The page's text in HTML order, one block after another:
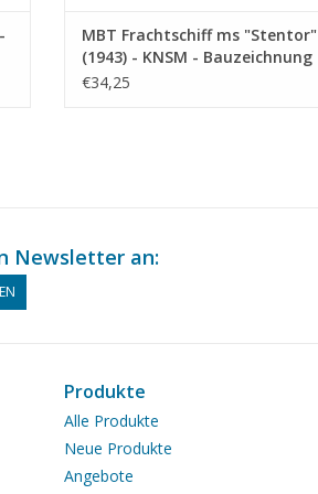
MBT Frachtschiff ms "Stentor"
(1943) - KNSM - Bauzeichnung
Maßstab 1 : 200 (10.10.025)
€34,25
Newsletter an:
Produkte
Alle Produkte
Neue Produkte
Angebote